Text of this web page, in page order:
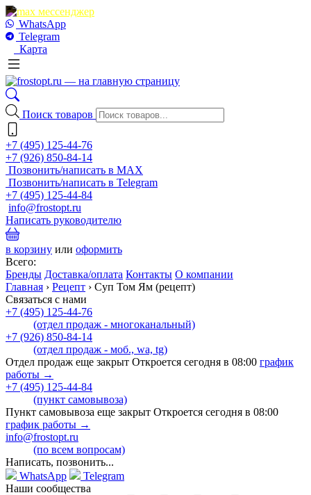
WhatsApp
Telegram
Карта
Поиск товаров
+7 (495) 125-44-76
+7 (926) 850-84-14
Позвонить/написать в MAX
Позвонить/написать в Telegram
+7 (495) 125-44-84
info@frostopt.ru
Написать руководителю
в корзину или оформить
Всего:
Бренды Доставка/оплата Контакты О компании
Главная › Рецепт › Суп Том Ям (рецепт)
Связаться с нами
+7 (495) 125-44-76
(отдел продаж - многоканальный)
+7 (926) 850-84-14
(отдел продаж - моб., wa, tg)
Отдел продаж еще закрыт Откроется сегодня в 08:00 график
работы →
+7 (495) 125-44-84
(пункт самовывоза)
Пункт самовывоза еще закрыт Откроется сегодня в 08:00
график работы →
info@frostopt.ru
(по всем вопросам)
Написать, позвонить...
WhatsApp
Telegram
Наши сообщества